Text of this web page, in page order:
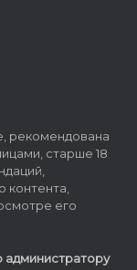
рекомендована
старше 18
контента,
его
администратору